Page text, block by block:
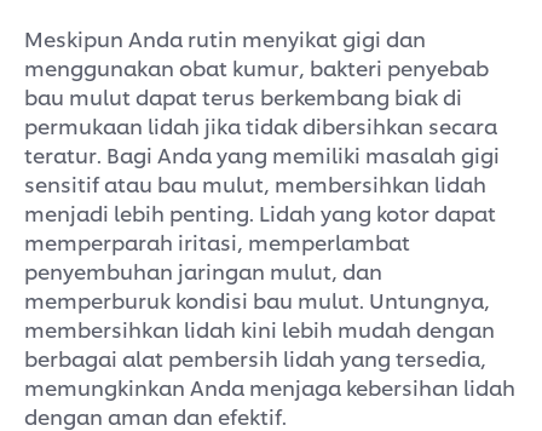
Meskipun Anda rutin menyikat gigi dan
menggunakan obat kumur, bakteri penyebab
bau mulut dapat terus berkembang biak di
permukaan lidah jika tidak dibersihkan secara
teratur. Bagi Anda yang memiliki masalah gigi
sensitif atau bau mulut, membersihkan lidah
menjadi lebih penting. Lidah yang kotor dapat
memperparah iritasi, memperlambat
penyembuhan jaringan mulut, dan
memperburuk kondisi bau mulut. Untungnya,
membersihkan lidah kini lebih mudah dengan
berbagai alat pembersih lidah yang tersedia,
memungkinkan Anda menjaga kebersihan lidah
dengan aman dan efektif.